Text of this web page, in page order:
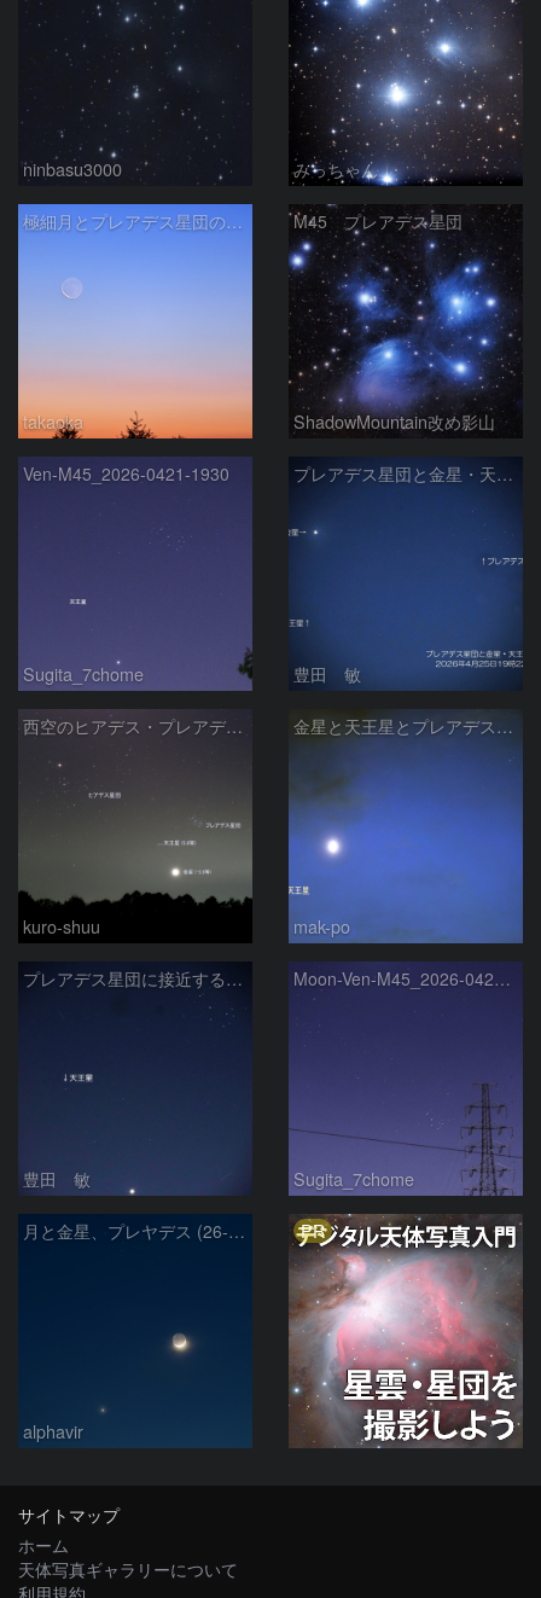
ninbasu3000 みっちゃん
極細月とプレアデス星団の接近
takaoka
M45 プレアデス星団
ShadowMountain改め影山
Ven-M45_2026-0421-1930
Sugita_7chome
プレアデス星団と金星・天王星の接近 2026/4/25
豊田 敏
西空のヒアデス・プレアデス星団と金星(-3.9等)・天王星(5.8等) (2026/04/21)
kuro-shuu
金星と天王星とプレアデス星団の接近
mak-po
プレアデス星団に接近する金星と天王星 2026/4/21
豊田 敏
Moon-Ven-M45_2026-0420-1937
Sugita_7chome
月と金星、プレヤデス (26-04-19)
alphavir
PR
サイトマップ
ホーム
天体写真ギャラリーについて